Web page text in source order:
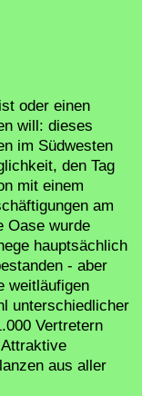
oder einen
will: dieses
im Südwesten
den Tag
mit einem
am
Oase wurde
hauptsächlich
- aber
weitläufigen
unterschiedlicher
Vertretern
aus aller